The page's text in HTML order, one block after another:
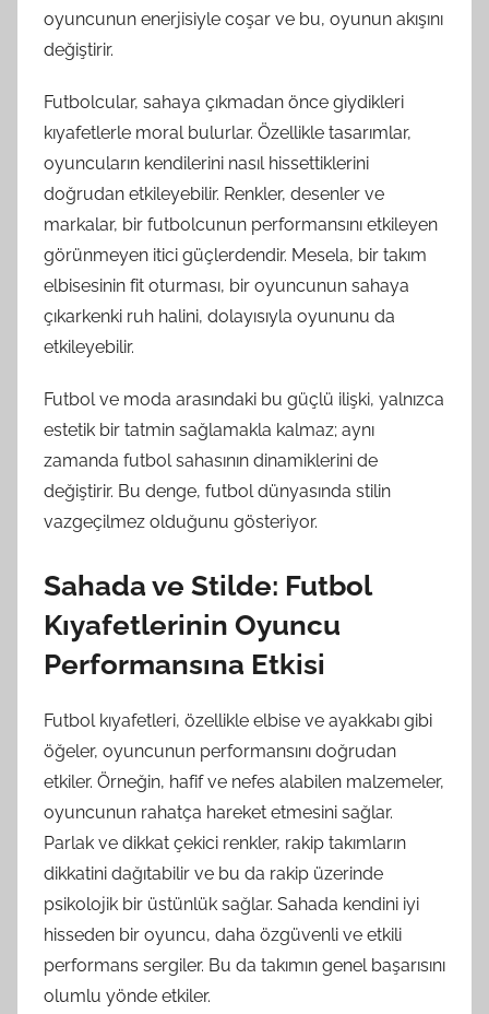
oyuncunun enerjisiyle coşar ve bu, oyunun akışını
değiştirir.
Futbolcular, sahaya çıkmadan önce giydikleri
kıyafetlerle moral bulurlar. Özellikle tasarımlar,
oyuncuların kendilerini nasıl hissettiklerini
doğrudan etkileyebilir. Renkler, desenler ve
markalar, bir futbolcunun performansını etkileyen
görünmeyen itici güçlerdendir. Mesela, bir takım
elbisesinin fit oturması, bir oyuncunun sahaya
çıkarkenki ruh halini, dolayısıyla oyununu da
etkileyebilir.
Futbol ve moda arasındaki bu güçlü ilişki, yalnızca
estetik bir tatmin sağlamakla kalmaz; aynı
zamanda futbol sahasının dinamiklerini de
değiştirir. Bu denge, futbol dünyasında stilin
vazgeçilmez olduğunu gösteriyor.
Sahada ve Stilde: Futbol
Kıyafetlerinin Oyuncu
Performansına Etkisi
Futbol kıyafetleri, özellikle elbise ve ayakkabı gibi
öğeler, oyuncunun performansını doğrudan
etkiler. Örneğin, hafif ve nefes alabilen malzemeler,
oyuncunun rahatça hareket etmesini sağlar.
Parlak ve dikkat çekici renkler, rakip takımların
dikkatini dağıtabilir ve bu da rakip üzerinde
psikolojik bir üstünlük sağlar. Sahada kendini iyi
hisseden bir oyuncu, daha özgüvenli ve etkili
performans sergiler. Bu da takımın genel başarısını
olumlu yönde etkiler.